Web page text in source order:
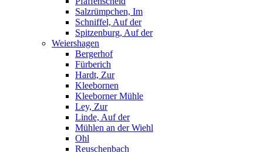
Salzrümpchen, Im
Schniffel, Auf der
Spitzenburg, Auf der
Weiershagen
Bergerhof
Fürberich
Hardt, Zur
Kleebornen
Kleeborner Mühle
Ley, Zur
Linde, Auf der
Mühlen an der Wiehl
Ohl
Reuschenbach